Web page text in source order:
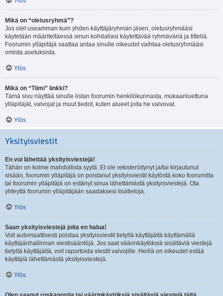
Mikä on “oletusryhmä”?
Jos olet useamman kuin yhden käyttäjäryhmän jäsen, oletusryhmääsi
käytetään määriteltäessä sinun kohdallasi käytettävää ryhmäväriä ja titteliä.
Foorumin ylläpitäjä saattaa antaa sinulle oikeudet vaihtaa oletusryhmääsi
omista asetuksista.
Ylös
Mikä on “Tiimi” linkki?
Tämä sivu näyttää sinulle listan foorumin henkilökunnasta, mukaanluettuna
ylläpitäjät, valvojat ja muut tiedot, kuten alueet joita he valvovat.
Ylös
Yksityisviestit
En voi lähettää yksityisviestejä!
Tähän on kolme mahdollista syytä. Et ole rekisteröitynyt ja/tai kirjautunut
sisään, foorumin ylläpitäjä on poistanut yksityisviestit käytöstä koko foorumilta
tai foorumin ylläpitäjä on estänyt sinua lähettämästä yksityisviestejä. Ota
yhteyttä foorumin ylläpitäjään saadaksesi lisätietoja.
Ylös
Saan yksityisviestejä joita en halua!
Voit automaattisesti poistaa yksityisviestit tietyltä käyttäjältä käyttämällä
käyttäjänhallinnan viestisääntöjä. Jos saat väärinkäytöksiä sisältäviä viestejä
tietyltä käyttäjältä, voit raportoida viestit valvojille. Heillä on oikeudet estää
käyttäjiä lähettämästä yksityisviestejä.
Ylös